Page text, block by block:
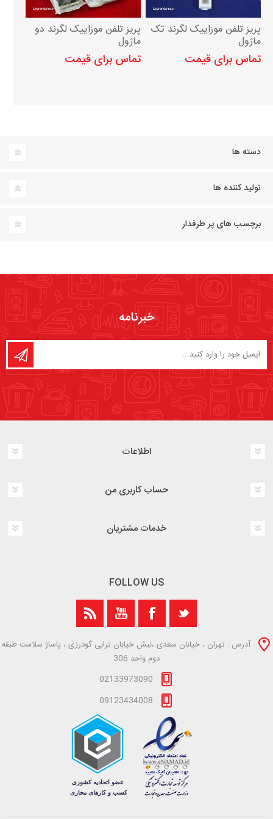
پریز تلفن موزاییک لگرند تک
ماژول
تماس برای قیمت
پریز تلفن موزاییک لگرند دو
ماژول
تماس برای قیمت
دسته ها
تولید کننده ها
برچسب های پر طرفدار
خبرنامه
اطلاعات
حساب کاربری من
خدمات مشتریان
FOLLOW US
آدرس : تهران ، خیابان سعدی ،نبش خیابان ترابی گودرزی ، پاساژ سلامت طبقه
دوم واحد 306
02133973090
09123434008